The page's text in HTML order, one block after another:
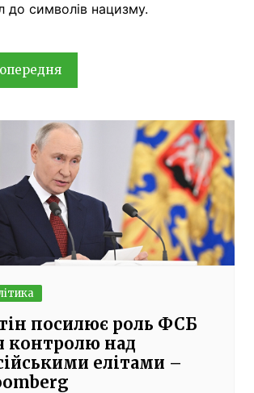
до символів нацизму.
посилює роль ФСБ
контролю над
елітами –